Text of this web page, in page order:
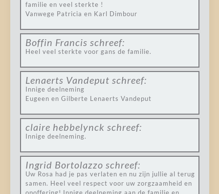
familie en veel sterkte !
Vanwege Patricia en Karl Dimbour
Boffin Francis schreef:
Heel veel sterkte voor gans de familie.
Lenaerts Vandeput schreef:
Innige deelneming
Eugeen en Gilberte Lenaerts Vandeput
claire hebbelynck schreef:
Innige deelneming.
Ingrid Bortolazzo schreef:
Uw Rosa had je pas verlaten en nu zijn jullie al terug
samen. Heel veel respect voor uw zorgzaamheid en